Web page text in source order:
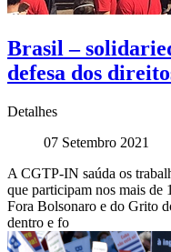
Brasil –
defesa dos
Detalhes
07 Setembro 2021
A CGTP-IN saúda os
que participam nos mais de
Fora Bolsonaro e do Grito
dentro e fo